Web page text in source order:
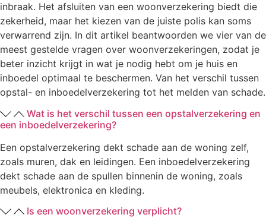
inbraak. Het afsluiten van een woonverzekering biedt die
zekerheid, maar het kiezen van de juiste polis kan soms
verwarrend zijn. In dit artikel beantwoorden we vier van de
meest gestelde vragen over woonverzekeringen, zodat je
beter inzicht krijgt in wat je nodig hebt om je huis en
inboedel optimaal te beschermen. Van het verschil tussen
opstal- en inboedelverzekering tot het melden van schade.
Wat is het verschil tussen een opstalverzekering en
een inboedelverzekering?
Een opstalverzekering dekt schade aan de woning zelf,
zoals muren, dak en leidingen. Een inboedelverzekering
dekt schade aan de spullen binnenin de woning, zoals
meubels, elektronica en kleding.
Is een woonverzekering verplicht?